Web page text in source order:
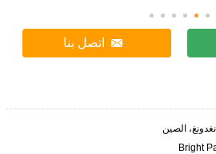
اتصل بنا
الصين
Bright